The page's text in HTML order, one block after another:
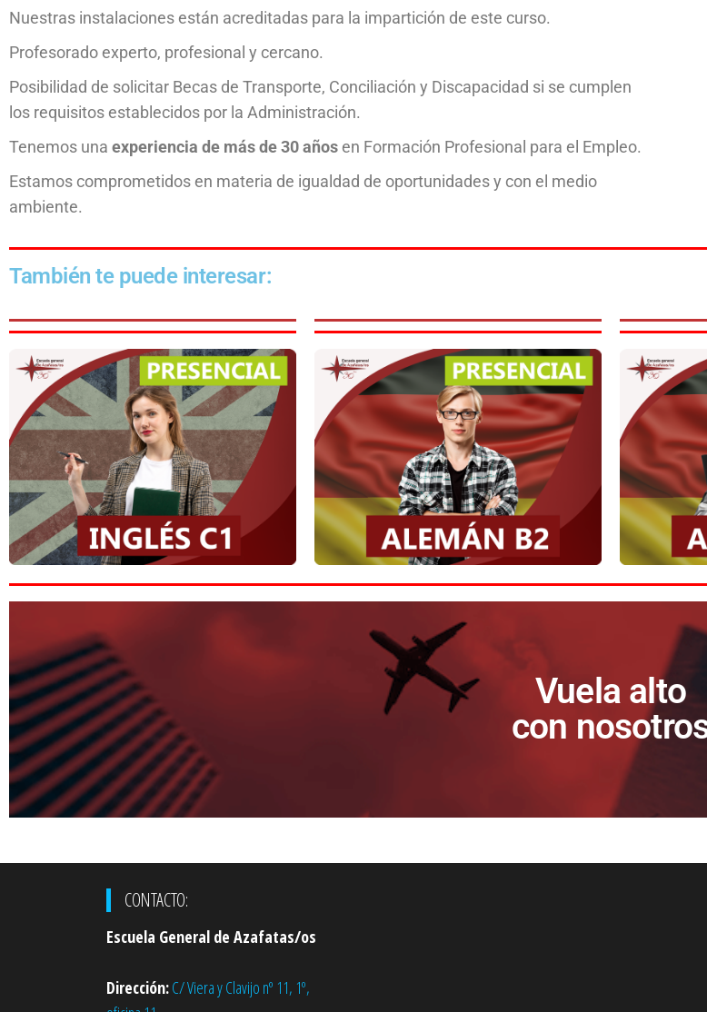
Nuestras instalaciones están acreditadas para la impartición de este curso.
Profesorado experto, profesional y cercano.
Posibilidad de solicitar Becas de Transporte, Conciliación y Discapacidad si se cumplen
los requisitos establecidos por la Administración.
Tenemos una experiencia de más de 30 años en Formación Profesional para el Empleo.
Estamos comprometidos en materia de igualdad de oportunidades y con el medio
ambiente.
También te puede interesar:
Vuela alto
con
CONTACTO:
Escuela General de Azafatas/os
Dirección:C/ Viera y Clavijo nº 11, 1º,